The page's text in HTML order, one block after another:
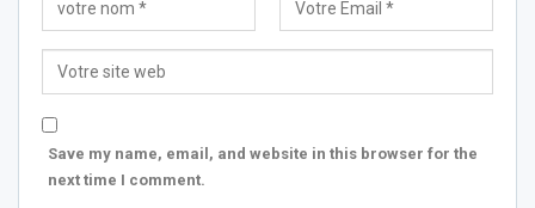
Save my name, email, and website in this browser for the
next time I comment.